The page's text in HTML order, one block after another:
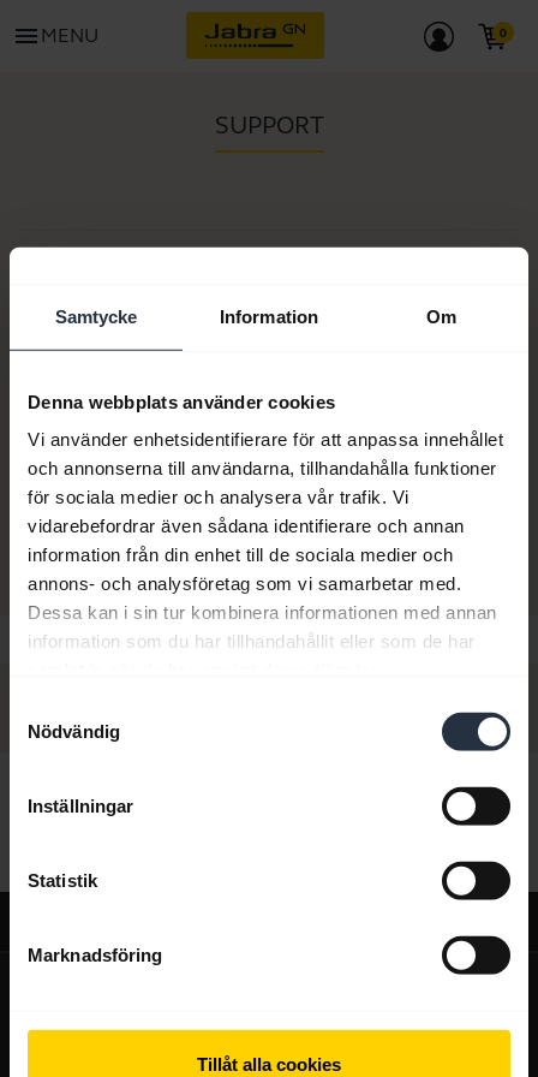
Samtycke Information Om
Denna webbplats använder cookies
Vi använder enhetsidentifierare för att anpassa innehållet
och annonserna till användarna, tillhandahålla funktioner
för sociala medier och analysera vår trafik. Vi
vidarebefordrar även sådana identifierare och annan
information från din enhet till de sociala medier och
annons- och analysföretag som vi samarbetar med.
Dessa kan i sin tur kombinera informationen med annan
information som du har tillhandahållit eller som de har
Nödvändig
Inställningar
Statistik
Marknadsföring
Tillåt alla cookies
menu MENU
SUPPORT
Modellnummer: PHD002
Produktdokument
Köp nu
Hej,
expand_more
Om Jabra